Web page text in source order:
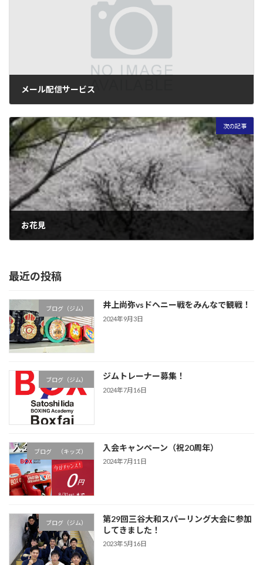
メール配信サービス
次の記事
お花見
最近の投稿
ブログ（ジム） 井上尚弥vsドヘニー戦をみんなで観戦！
2024年9月3日
ブログ（ジム） ジムトレーナー募集！
2024年7月16日
ブログ （キッズ） 入会キャンペーン（祝20周年）
2024年7月11日
ブログ（ジム）
第29回三谷大和スパーリング大会に参加
してきました！
2023年5月16日